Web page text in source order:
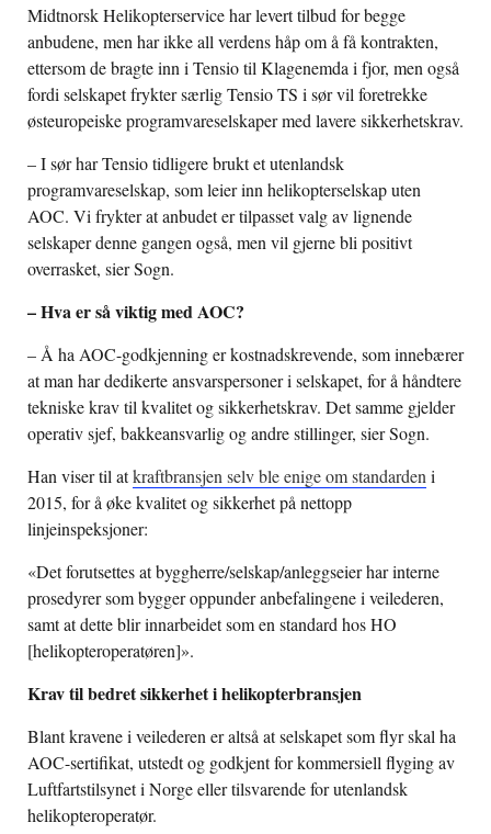
Midtnorsk Helikopterservice har levert tilbud for begge
anbudene, men har ikke all verdens håp om å få kontrakten,
ettersom de bragte inn i Tensio til Klagenemda i fjor, men også
fordi selskapet frykter særlig Tensio TS i sør vil foretrekke
østeuropeiske programvareselskaper med lavere sikkerhetskrav.
– I sør har Tensio tidligere brukt et utenlandsk
programvareselskap, som leier inn helikopterselskap uten
AOC. Vi frykter at anbudet er tilpasset valg av lignende
selskaper denne gangen også, men vil gjerne bli positivt
overrasket, sier Sogn.
– Hva er så viktig med AOC?
– Å ha AOC-godkjenning er kostnadskrevende, som innebærer
at man har dedikerte ansvarspersoner i selskapet, for å håndtere
tekniske krav til kvalitet og sikkerhetskrav. Det samme gjelder
operativ sjef, bakkeansvarlig og andre stillinger, sier Sogn.
Han viser til atkraftbransjen selv ble enige om standarden i
2015, for å øke kvalitet og sikkerhet på nettopp
linjeinspeksjoner:
«Det forutsettes at byggherre/selskap/anleggseier har interne
prosedyrer som bygger oppunder anbefalingene i veilederen,
samt at dette blir innarbeidet som en standard hos HO
[helikopteroperatøren]».
Krav til bedret sikkerhet i helikopterbransjen
Blant kravene i veilederen er altså at selskapet som flyr skal ha
AOC-sertifikat, utstedt og godkjent for kommersiell flyging av
Luftfartstilsynet i Norge eller tilsvarende for utenlandsk
helikopteroperatør.